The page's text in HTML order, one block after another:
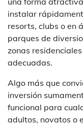
instalar
resorts, clubs o en
parques de
zonas
adecuadas.
Algo más que
inversión
funcional para
adultos, novatos o